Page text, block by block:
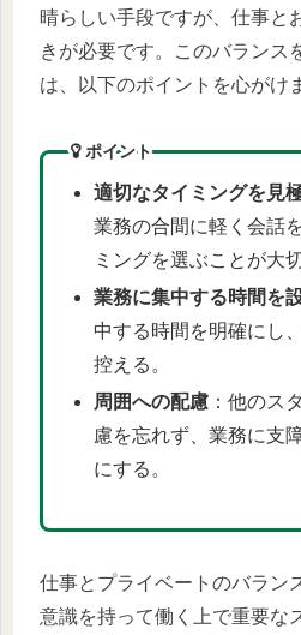
晴らしい手段ですが、仕事と
きが必要です。このバランス
は、以下のポイントを心がけ
ポイント
適切なタイミングを見
業務の合間に軽く会話
ミングを選ぶことが大
業務に集中する時間を
中する時間を明確にし
控える。
周囲への配慮：他のス
慮を忘れず、業務に支
にする。
仕事とプライベートのバラン
意識を持って働く上で重要な